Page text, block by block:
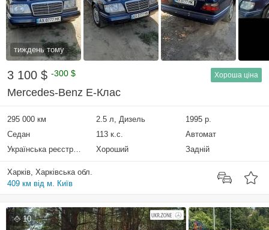
тиждень тому
3 100 $ -300 $ Хороша ціна
Mercedes-Benz E-Клас
295 000 км 2.5 л, Дизель
1995 р.
Седан
113 к.с.
Автомат
Українська реєстрація
Хороший Задній
Харків, Харківська обл.
409 км від м. Київ
10